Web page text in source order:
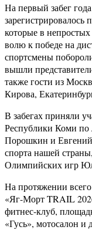
На первый забег
зарегистрировалось
которые в
волю к победе на
спортсмены
вышли
также гости из
Кирова,
В забегах приняли
Республики Коми
Порошкин и
спорта нашей
Олимпийских игр
На протяжении
«Яг-Морт TRAIL
фитнес-клуб,
«Гусь», мотосалон и